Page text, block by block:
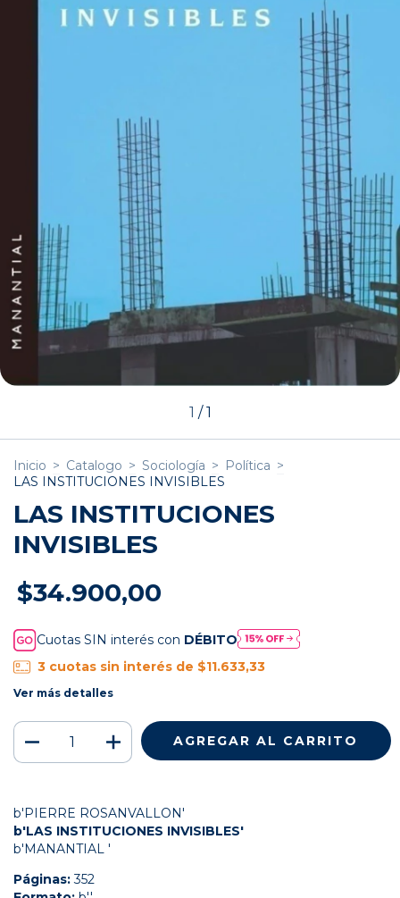
1 /1
Inicio > Catalogo > Sociología > Política >
LAS INSTITUCIONES INVISIBLES
LAS INSTITUCIONES
INVISIBLES
$34.900,00
Cuotas SIN interés con DÉBITO
3 cuotas sin interés de $11.633,33
Ver más detalles
b'PIERRE ROSANVALLON'
b'LAS INSTITUCIONES INVISIBLES'
b'MANANTIAL '
Páginas:352